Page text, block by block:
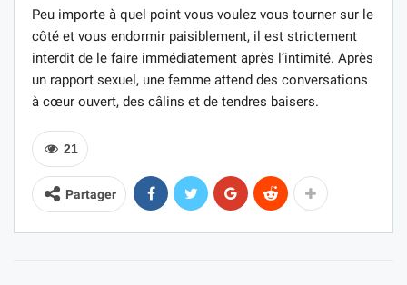
Peu importe à quel point vous voulez vous tourner sur le
côté et vous endormir paisiblement, il est strictement
interdit de le faire immédiatement après l’intimité. Après
un rapport sexuel, une femme attend des conversations
à cœur ouvert, des câlins et de tendres baisers.
21
Partager